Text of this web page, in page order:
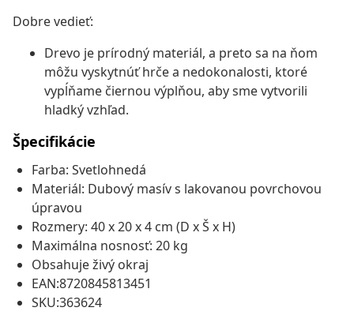
Dobre vedieť:
Drevo je prírodný materiál, a preto sa na ňom
môžu vyskytnúť hrče a nedokonalosti, ktoré
vypĺňame čiernou výplňou, aby sme vytvorili
hladký vzhľad.
Špecifikácie
Farba: Svetlohnedá
Materiál: Dubový masív s lakovanou povrchovou
úpravou
Rozmery: 40 x 20 x 4 cm (D x Š x H)
Maximálna nosnosť: 20 kg
Obsahuje živý okraj
EAN:8720845813451
SKU:363624